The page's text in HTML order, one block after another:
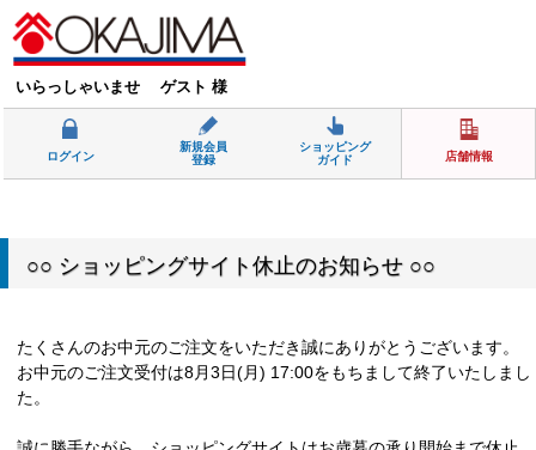
いらっしゃいませ ゲスト 様
ログイン
新規会員
登録
ショッピング
ガイド
店舗情報
○○ ショッピングサイト休止のお知らせ ○○
たくさんのお中元のご注文をいただき誠にありがとうございます。
お中元のご注文受付は8月3日(月) 17:00をもちまして終了いたしまし
た。